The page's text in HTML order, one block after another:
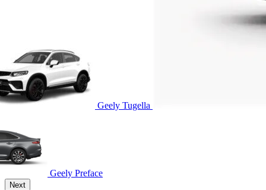
Geely Tugella
Geely Preface
Next